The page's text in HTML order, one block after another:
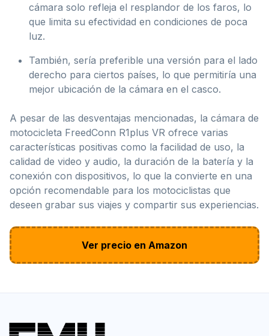
cámara solo refleja el resplandor de los faros, lo
que limita su efectividad en condiciones de poca
luz.
También, sería preferible una versión para el lado
derecho para ciertos países, lo que permitiría una
mejor ubicación de la cámara en el casco.
A pesar de las desventajas mencionadas, la cámara de
motocicleta FreedConn R1plus VR ofrece varias
características positivas como la facilidad de uso, la
calidad de video y audio, la duración de la batería y la
conexión con dispositivos, lo que la convierte en una
opción recomendable para los motociclistas que
deseen grabar sus viajes y compartir sus experiencias.
Ver precio en Amazon